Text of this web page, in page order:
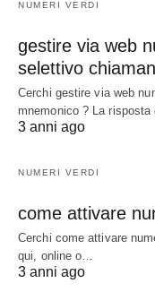
NUMERI VERDI
gestire via web
selettivo
Cerchi gestire via web
mnemonico ? La
3 anni ago
NUMERI VERDI
come attivare
Cerchi come attivare
qui, online o…
3 anni ago